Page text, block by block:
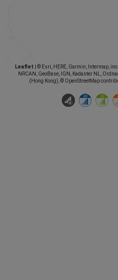
Leaflet
© Esri, HERE, Garmin, Intermap,
NRCAN, GeoBase, IGN, Kadaster NL,
(Hong Kong), © OpenStreetMap